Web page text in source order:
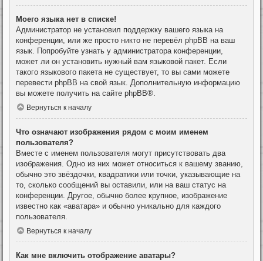
Моего языка нет в списке!
Администратор не установил поддержку вашего языка на
конференции, или же просто никто не перевёл phpBB на ваш
язык. Попробуйте узнать у администратора конференции,
может ли он установить нужный вам языковой пакет. Если
такого языкового пакета не существует, то вы сами можете
перевести phpBB на свой язык. Дополнительную информацию
вы можете получить на сайте phpBB®.
Вернуться к началу
Что означают изображения рядом с моим именем
пользователя?
Вместе с именем пользователя могут присутствовать два
изображения. Одно из них может относиться к вашему званию,
обычно это звёздочки, квадратики или точки, указывающие на
то, сколько сообщений вы оставили, или на ваш статус на
конференции. Другое, обычно более крупное, изображение
известно как «аватара» и обычно уникально для каждого
пользователя.
Вернуться к началу
Как мне включить отображение аватары?